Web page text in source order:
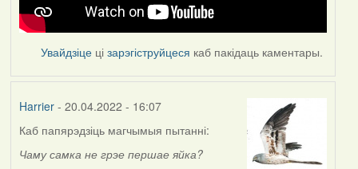
Увайдзіце цізарэгіструйцеся каб пакідаць каментары.
Harrier- 20.04.2022 - 16:07
Каб папярэдзіць магчымыя пытанні:
Чаму самка не грэе першае яйка?